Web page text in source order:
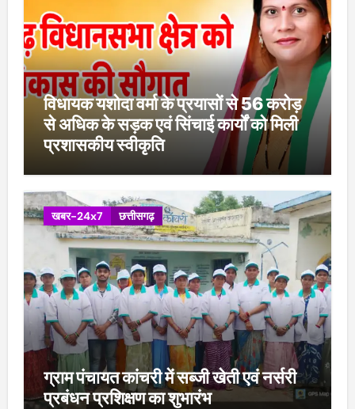
विधायक यशोदा वर्मा के प्रयासों से 56 करोड़
से अधिक के सड़क एवं सिंचाई कार्यों को मिली
प्रशासकीय स्वीकृति
खबर-24x7 छत्तीसगढ़
ग्राम पंचायत कांचरी में सब्जी खेती एवं नर्सरी
प्रबंधन प्रशिक्षण का शुभारंभ